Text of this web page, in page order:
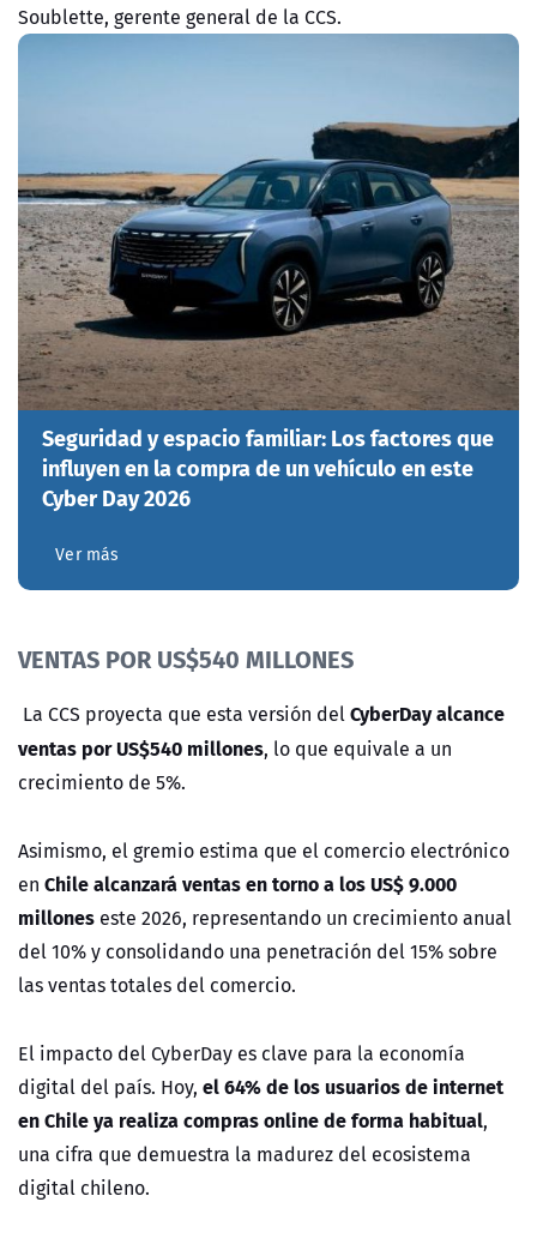
Soublette, gerente general de la CCS.
Seguridad y espacio familiar: Los factores que
influyen en la compra de un vehículo en este
Cyber Day 2026
Ver más
VENTAS POR US$540 MILLONES
La CCS proyecta que esta versión delCyberDay alcance
ventas por US$540 millones, lo que equivale a un
crecimiento de 5%.
Asimismo, el gremio estima que el comercio electrónico
en Chile alcanzará ventas en torno a los US$ 9.000
millones este 2026, representando un crecimiento anual
del 10% y consolidando una penetración del 15% sobre
las ventas totales del comercio.
El impacto del CyberDay es clave para la economía
digital del país. Hoy, el 64% de los usuarios de internet
en Chile ya realiza compras online de forma habitual,
una cifra que demuestra la madurez del ecosistema
digital chileno.